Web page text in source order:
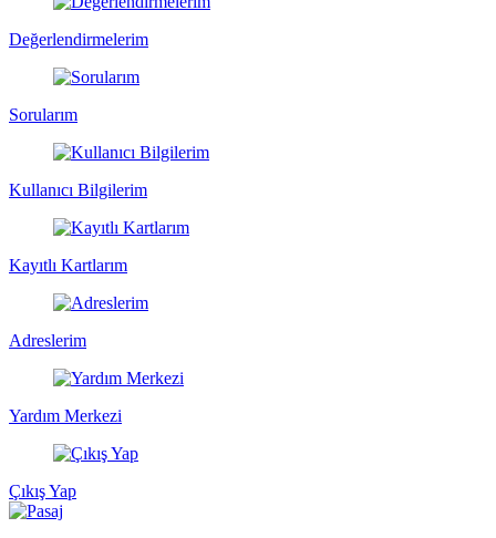
Değerlendirmelerim
Sorularım
Kullanıcı Bilgilerim
Kayıtlı Kartlarım
Adreslerim
Yardım Merkezi
Çıkış Yap